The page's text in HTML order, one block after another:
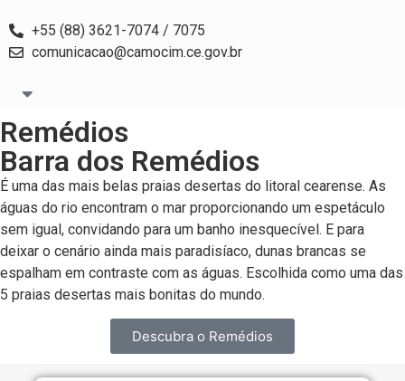
+55 (88) 3621-7074 / 7075
comunicacao@camocim.ce.gov.br
Remédios
Barra dos Remédios
É uma das mais belas praias desertas do litoral cearense. As
águas do rio encontram o mar proporcionando um espetáculo
sem igual, convidando para um banho inesquecível. E para
deixar o cenário ainda mais paradisíaco, dunas brancas se
espalham em contraste com as águas. Escolhida como uma das
5 praias desertas mais bonitas do mundo.
Descubra o Remédios